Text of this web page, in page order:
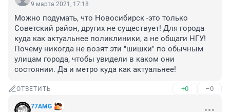
9 марта 2021, 17:18
Можно подумать, что Новосибирск -это только
Советский район, других не существует! Для города
куда как актуальнее поликлиники, а не общаги НГУ!
Почему никогда не возят эти "шишки" по обычным
улицам города, чтобы увидели в каком они
состоянии. Да и метро куда как актуальнее!
ОТВЕТИТЬ +0 –0
77AMG